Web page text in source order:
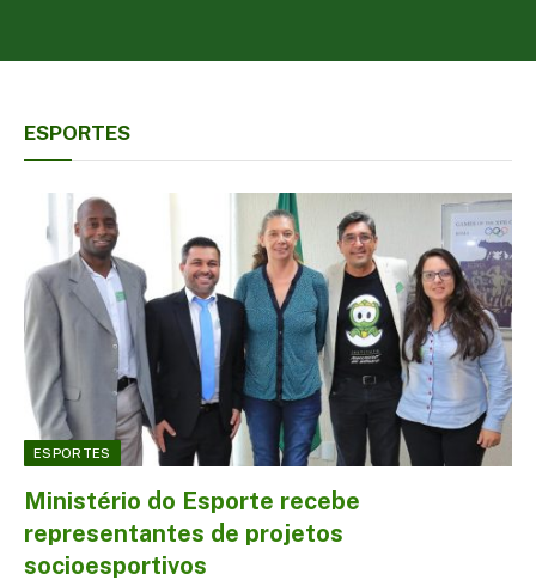
ESPORTES
ESPORTES
Ministério do Esporte recebe
representantes de projetos
socioesportivos